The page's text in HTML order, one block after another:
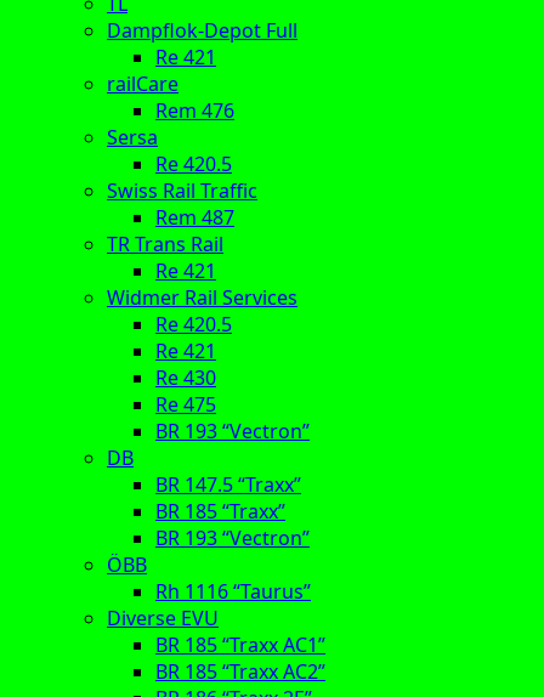
Dampflok-Depot Full
Re 421
railCare
Rem 476
Sersa
Re 420.5
Swiss Rail Traffic
Rem 487
TR Trans Rail
Re 421
Widmer Rail Services
Re 420.5
Re 421
Re 430
Re 475
BR 193 “Vectron”
DB
BR 147.5 “Traxx”
BR 185 “Traxx”
BR 193 “Vectron”
ÖBB
Rh 1116 “Taurus”
Diverse EVU
BR 185 “Traxx AC1”
BR 185 “Traxx AC2”